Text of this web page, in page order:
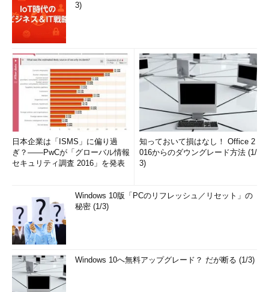
3)
日本企業は「ISMS」に偏り過
ぎ？――PwCが「グローバル情報
セキュリティ調査 2016」を発表
知っておいて損はなし！ Office 2
016からのダウングレード方法 (1/
3)
Windows 10版「PCのリフレッシュ／リセット」の
秘密 (1/3)
Windows 10へ無料アップグレード？ だが断る (1/3)